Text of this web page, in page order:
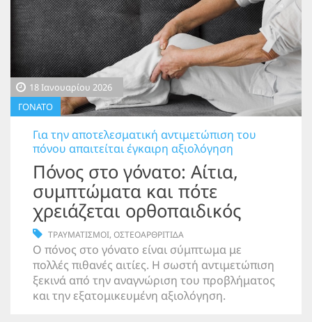
18 Ιανουαρίου 2026
ΓΟΝΑΤΟ
Για την αποτελεσματική αντιμετώπιση του
πόνου απαιτείται έγκαιρη αξιολόγηση
Πόνος στο γόνατο: Αίτια,
συμπτώματα και πότε
χρειάζεται ορθοπαιδικός
ΤΡΑΥΜΑΤΙΣΜΟΙ, ΟΣΤΕΟΑΡΘΡΙΤΙΔΑ
Ο πόνος στο γόνατο είναι σύμπτωμα με
πολλές πιθανές αιτίες. Η σωστή αντιμετώπιση
ξεκινά από την αναγνώριση του προβλήματος
και την εξατομικευμένη αξιολόγηση.